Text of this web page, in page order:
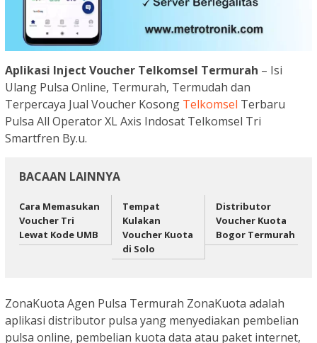
Aplikasi Inject Voucher Telkomsel Termurah – Isi
Ulang Pulsa Online, Termurah, Termudah dan
Terpercaya Jual Voucher Kosong Telkomsel Terbaru
Pulsa All Operator XL Axis Indosat Telkomsel Tri
Smartfren By.u.
BACAAN LAINNYA
Cara Memasukan
Voucher Tri
Lewat Kode UMB
Tempat
Kulakan
Voucher Kuota
di Solo
Distributor
Voucher Kuota
Bogor Termurah
ZonaKuota Agen Pulsa Termurah ZonaKuota adalah
aplikasi distributor pulsa yang menyediakan pembelian
pulsa online, pembelian kuota data atau paket internet,